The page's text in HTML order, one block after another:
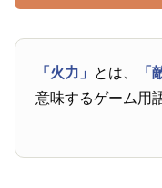
「火力」 とは、 「
意味するゲーム用